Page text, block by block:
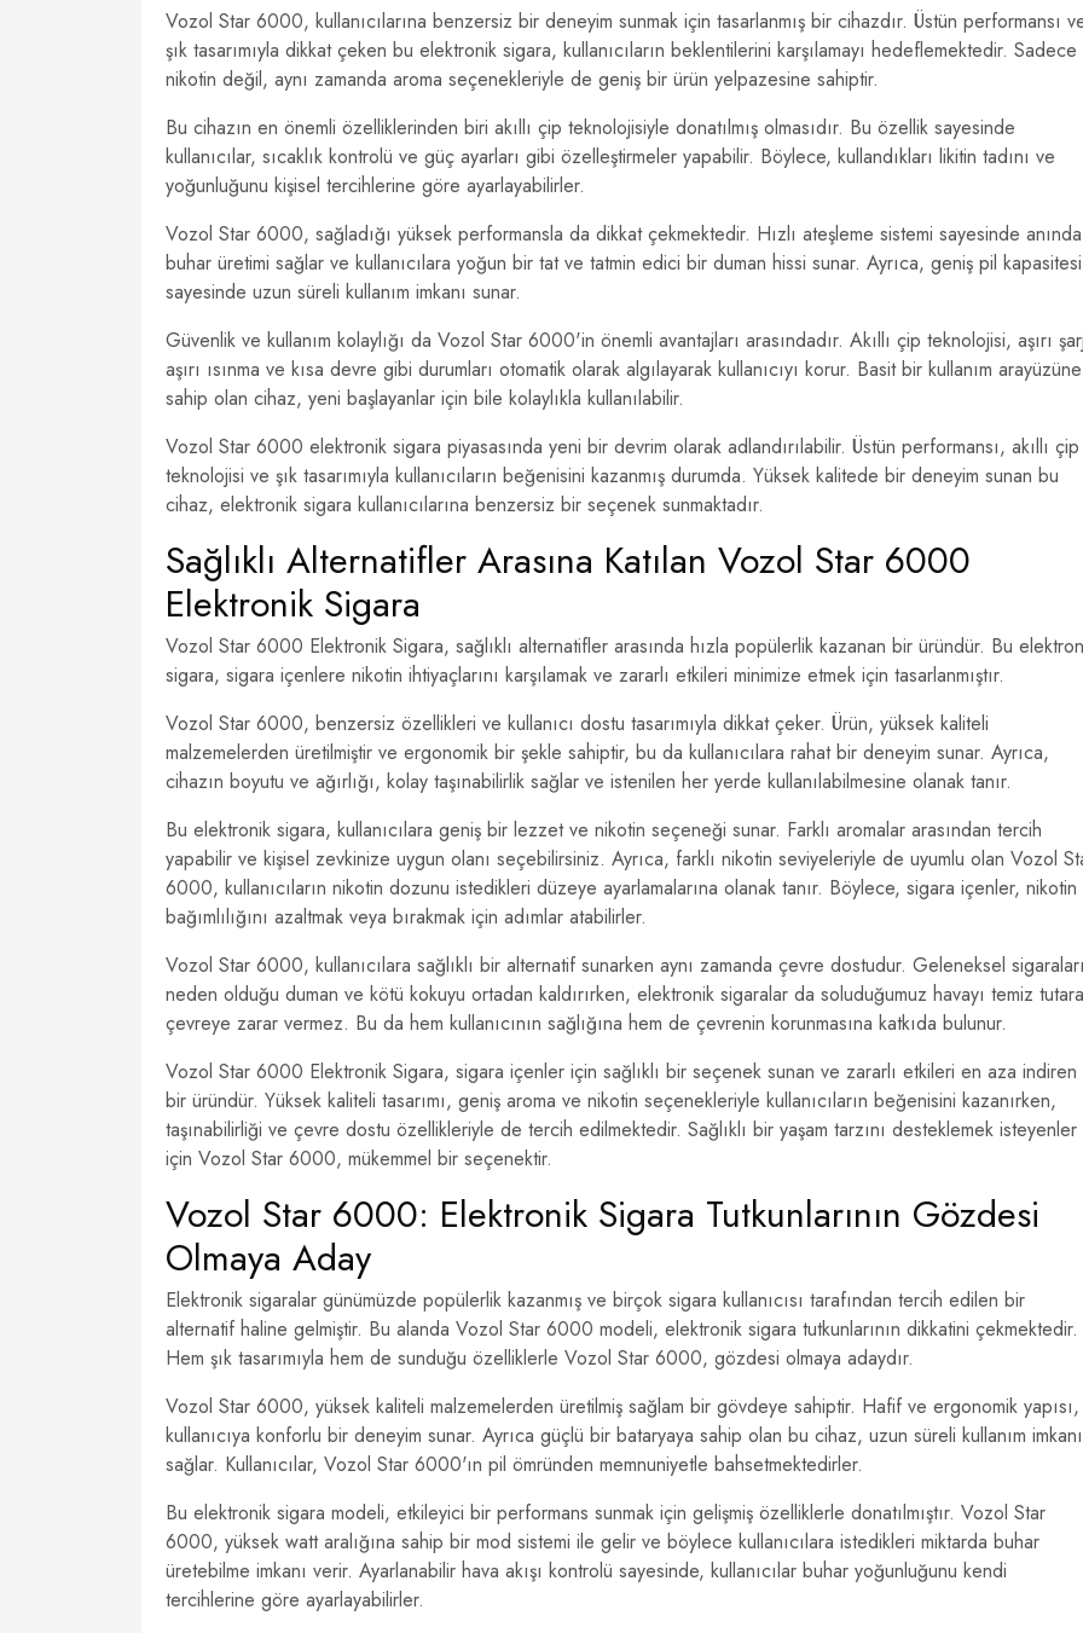
Vozol Star 6000, kullanıcılarına benzersiz bir deneyim sunmak için tasarlanmış bir cihazdır. Üstün performansı
şık tasarımıyla dikkat çeken bu elektronik sigara, kullanıcıların beklentilerini karşılamayı hedeflemektedir. Sadece
nikotin değil, aynı zamanda aroma seçenekleriyle de geniş bir ürün yelpazesine sahiptir.
Bu cihazın en önemli özelliklerinden biri akıllı çip teknolojisiyle donatılmış olmasıdır. Bu özellik sayesinde
kullanıcılar, sıcaklık kontrolü ve güç ayarları gibi özelleştirmeler yapabilir. Böylece, kullandıkları likitin tadını ve
yoğunluğunu kişisel tercihlerine göre ayarlayabilirler.
Vozol Star 6000, sağladığı yüksek performansla da dikkat çekmektedir. Hızlı ateşleme sistemi sayesinde anında
buhar üretimi sağlar ve kullanıcılara yoğun bir tat ve tatmin edici bir duman hissi sunar. Ayrıca, geniş pil kapasitesi
sayesinde uzun süreli kullanım imkanı sunar.
Güvenlik ve kullanım kolaylığı da Vozol Star 6000'in önemli avantajları arasındadır. Akıllı çip teknolojisi, aşırı
aşırı ısınma ve kısa devre gibi durumları otomatik olarak algılayarak kullanıcıyı korur. Basit bir kullanım arayüzüne
sahip olan cihaz, yeni başlayanlar için bile kolaylıkla kullanılabilir.
Vozol Star 6000 elektronik sigara piyasasında yeni bir devrim olarak adlandırılabilir. Üstün performansı, akıllı çip
teknolojisi ve şık tasarımıyla kullanıcıların beğenisini kazanmış durumda. Yüksek kalitede bir deneyim sunan bu
cihaz, elektronik sigara kullanıcılarına benzersiz bir seçenek sunmaktadır.
Sağlıklı Alternatifler Arasına Katılan Vozol Star 6000
Elektronik Sigara
Vozol Star 6000 Elektronik Sigara, sağlıklı alternatifler arasında hızla popülerlik kazanan bir üründür. Bu
sigara, sigara içenlere nikotin ihtiyaçlarını karşılamak ve zararlı etkileri minimize etmek için tasarlanmıştır.
Vozol Star 6000, benzersiz özellikleri ve kullanıcı dostu tasarımıyla dikkat çeker. Ürün, yüksek kaliteli
malzemelerden üretilmiştir ve ergonomik bir şekle sahiptir, bu da kullanıcılara rahat bir deneyim sunar. Ayrıca,
cihazın boyutu ve ağırlığı, kolay taşınabilirlik sağlar ve istenilen her yerde kullanılabilmesine olanak tanır.
Bu elektronik sigara, kullanıcılara geniş bir lezzet ve nikotin seçeneği sunar. Farklı aromalar arasından tercih
yapabilir ve kişisel zevkinize uygun olanı seçebilirsiniz. Ayrıca, farklı nikotin seviyeleriyle de uyumlu olan Vozol
6000, kullanıcıların nikotin dozunu istedikleri düzeye ayarlamalarına olanak tanır. Böylece, sigara içenler, nikotin
bağımlılığını azaltmak veya bırakmak için adımlar atabilirler.
Vozol Star 6000, kullanıcılara sağlıklı bir alternatif sunarken aynı zamanda çevre dostudur. Geleneksel
neden olduğu duman ve kötü kokuyu ortadan kaldırırken, elektronik sigaralar da soluduğumuz havayı temiz
çevreye zarar vermez. Bu da hem kullanıcının sağlığına hem de çevrenin korunmasına katkıda bulunur.
Vozol Star 6000 Elektronik Sigara, sigara içenler için sağlıklı bir seçenek sunan ve zararlı etkileri en aza indiren
bir üründür. Yüksek kaliteli tasarımı, geniş aroma ve nikotin seçenekleriyle kullanıcıların beğenisini kazanırken,
taşınabilirliği ve çevre dostu özellikleriyle de tercih edilmektedir. Sağlıklı bir yaşam tarzını desteklemek isteyenler
için Vozol Star 6000, mükemmel bir seçenektir.
Vozol Star 6000: Elektronik Sigara Tutkunlarının Gözdesi
Olmaya Aday
Elektronik sigaralar günümüzde popülerlik kazanmış ve birçok sigara kullanıcısı tarafından tercih edilen bir
alternatif haline gelmiştir. Bu alanda Vozol Star 6000 modeli, elektronik sigara tutkunlarının dikkatini çekmektedir.
Hem şık tasarımıyla hem de sunduğu özelliklerle Vozol Star 6000, gözdesi olmaya adaydır.
Vozol Star 6000, yüksek kaliteli malzemelerden üretilmiş sağlam bir gövdeye sahiptir. Hafif ve ergonomik yapısı,
kullanıcıya konforlu bir deneyim sunar. Ayrıca güçlü bir bataryaya sahip olan bu cihaz, uzun süreli kullanım imkanı
sağlar. Kullanıcılar, Vozol Star 6000'ın pil ömründen memnuniyetle bahsetmektedirler.
Bu elektronik sigara modeli, etkileyici bir performans sunmak için gelişmiş özelliklerle donatılmıştır. Vozol Star
6000, yüksek watt aralığına sahip bir mod sistemi ile gelir ve böylece kullanıcılara istedikleri miktarda buhar
üretebilme imkanı verir. Ayarlanabilir hava akışı kontrolü sayesinde, kullanıcılar buhar yoğunluğunu kendi
tercihlerine göre ayarlayabilirler.